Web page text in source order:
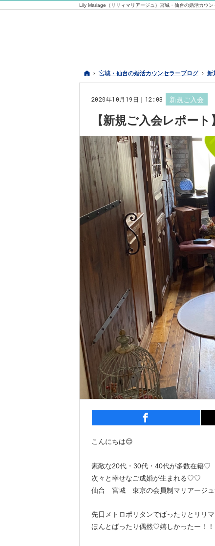
ホーム
宮城・仙台の婚活カウンセラーブログ 新
2020年10月19日｜12:03 新規ご入会
【新規ご入会レポー
Lily Mariage（リリィマリアージュ）宮城・仙台の婚活カウン
こんにちは😊
素敵な20代・30代・40代が多数在籍♡
次々と幸せなご成婚が生まれる♡♡
仙台 宮城 東京の会員制マリアージ
先日メトロポリタンでばったりとリリ
ほんとばったり偶然♡嬉しかったー！！
ホーム
宮城・仙台の婚活カウンセラーブログ 新